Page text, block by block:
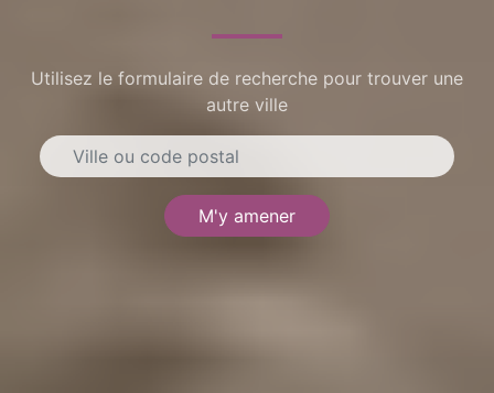
Utilisez le formulaire de recherche pour trouver une
autre ville
M'y amener